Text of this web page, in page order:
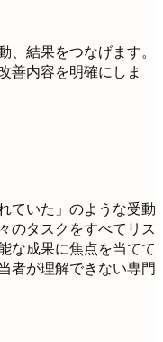
結果をつなげます。
善内容を明確にしま
ていた」のような受動
のタスクをすべてリス
な成果に焦点を当てて
者が理解できない専門